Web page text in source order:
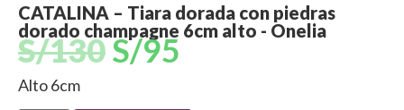
CATALINA – Tiara dorada con piedras
dorado champagne 6cm alto - Onelia
S/130S/95
Alto 6cm